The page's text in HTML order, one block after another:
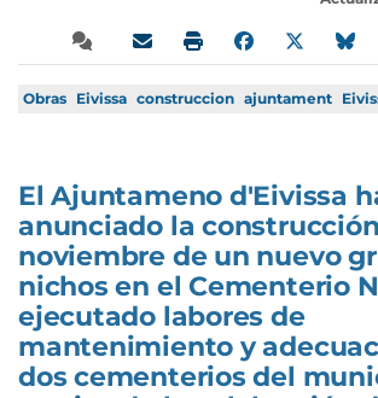
Obras Eivissa construccion ajuntament
El Ajuntameno d'Eivissa
anunciado la
noviembre de un nuevo
nichos en el Cementerio
ejecutado labores de
mantenimiento y
dos cementerios del